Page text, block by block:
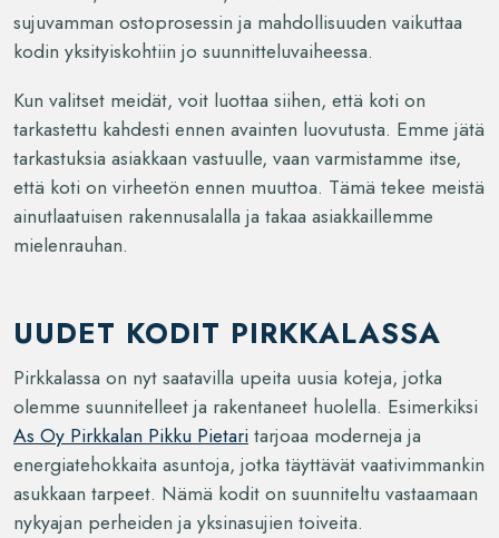
sujuvamman ostoprosessin ja mahdollisuuden vaikuttaa
kodin yksityiskohtiin jo suunnitteluvaiheessa.
Kun valitset meidät, voit luottaa siihen, että koti on
tarkastettu kahdesti ennen avainten luovutusta. Emme jätä
tarkastuksia asiakkaan vastuulle, vaan varmistamme itse,
että koti on virheetön ennen muuttoa. Tämä tekee meistä
ainutlaatuisen rakennusalalla ja takaa asiakkaillemme
mielenrauhan.
UUDET KODIT PIRKKALASSA
Pirkkalassa on nyt saatavilla upeita uusia koteja, jotka
olemme suunnitelleet ja rakentaneet huolella. Esimerkiksi
As Oy Pirkkalan Pikku Pietaritarjoaa moderneja ja
energiatehokkaita asuntoja, jotka täyttävät vaativimmankin
asukkaan tarpeet. Nämä kodit on suunniteltu vastaamaan
nykyajan perheiden ja yksinasujien toiveita.